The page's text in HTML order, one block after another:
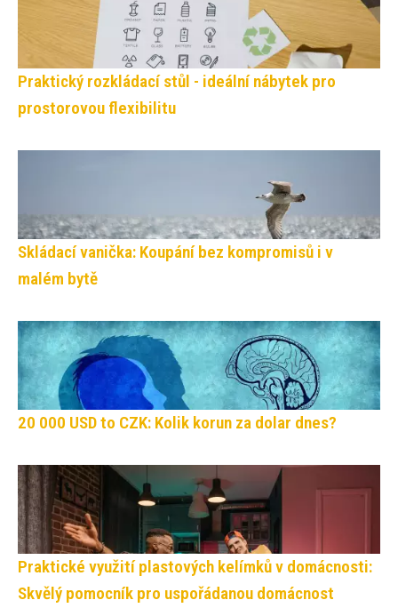
Praktický rozkládací stůl - ideální nábytek pro
prostorovou flexibilitu
Skládací vanička: Koupání bez kompromisů i v
malém bytě
20 000 USD to CZK: Kolik korun za dolar dnes?
Praktické využití plastových kelímků v domácnosti:
Skvělý pomocník pro uspořádanou domácnost